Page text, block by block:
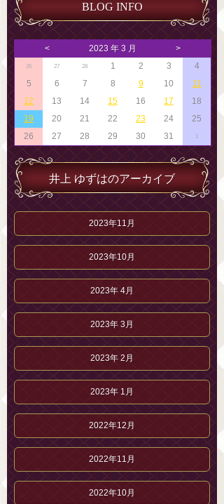
BLOG INFO
< 2023 年 3 月 >
26 27 28 1 2 3
4
5
6 7 8 9 10
11
12
13 14 15 16 17
18
19
20 21 22 23 24
25
26
27 28 29 30 31 1
井上 ゆずはのアーカイブ
2023年11月
2023年10月
2023年 4月
2023年 3月
2023年 2月
2023年 1月
2022年12月
2022年11月
2022年10月